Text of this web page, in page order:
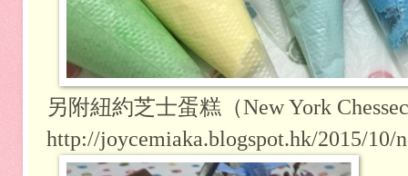
另附紐約芝士蛋糕（New York
http://joycemiaka.blogspot.hk/2015/10/